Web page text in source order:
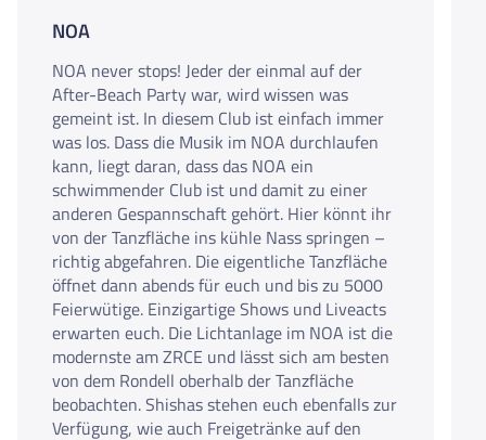
NOA
NOA never stops! Jeder der einmal auf der
After-Beach Party war, wird wissen was
gemeint ist. In diesem Club ist einfach immer
was los. Dass die Musik im NOA durchlaufen
kann, liegt daran, dass das NOA ein
schwimmender Club ist und damit zu einer
anderen Gespannschaft gehört. Hier könnt ihr
von der Tanzfläche ins kühle Nass springen –
richtig abgefahren. Die eigentliche Tanzfläche
öffnet dann abends für euch und bis zu 5000
Feierwütige. Einzigartige Shows und Liveacts
erwarten euch. Die Lichtanlage im NOA ist die
modernste am ZRCE und lässt sich am besten
von dem Rondell oberhalb der Tanzfläche
beobachten. Shishas stehen euch ebenfalls zur
Verfügung, wie auch Freigetränke auf den